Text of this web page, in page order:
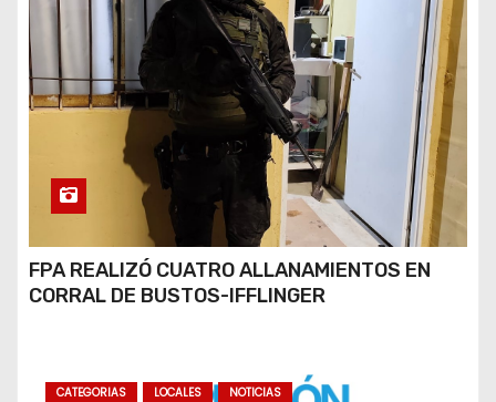
FPA REALIZÓ CUATRO ALLANAMIENTOS EN
CORRAL DE BUSTOS-IFFLINGER
CATEGORIAS LOCALES NOTICIAS